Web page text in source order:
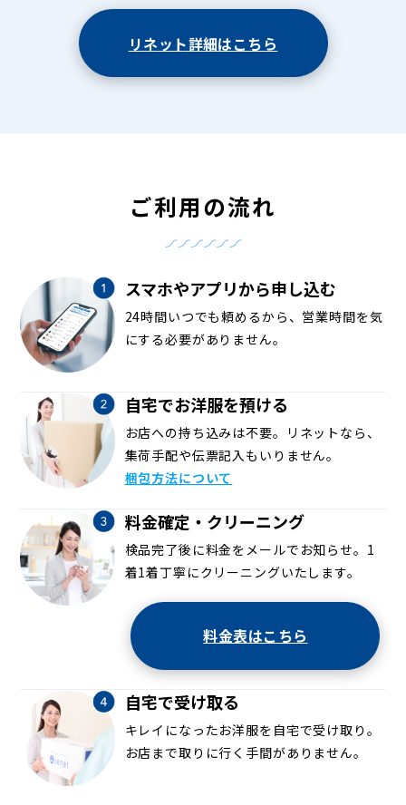
リネット詳細はこちら
ご利用の流れ
スマホやアプリから申し込む
24時間いつでも頼めるから、営業時間を気
にする必要がありません。
自宅でお洋服を預ける
お店への持ち込みは不要。リネットなら、
集荷手配や伝票記入もいりません。
梱包方法について
料金確定・クリーニング
検品完了後に料金をメールでお知らせ。1
着1着丁寧にクリーニングいたします。
料金表はこちら
自宅で受け取る
キレイになったお洋服を自宅で受け取り。
お店まで取りに行く手間がありません。